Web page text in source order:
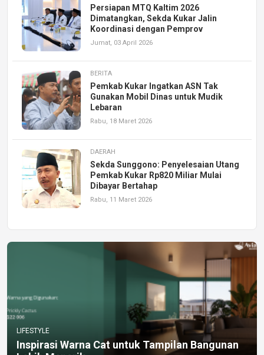
Persiapan MTQ Kaltim 2026
Dimatangkan, Sekda Kukar Jalin
Koordinasi dengan Pemprov
Jumat, 03 April 2026
BERITA
Pemkab Kukar Ingatkan ASN Tak
Gunakan Mobil Dinas untuk Mudik
Lebaran
Rabu, 18 Maret 2026
DAERAH
Sekda Sunggono: Penyelesaian Utang
Pemkab Kukar Rp820 Miliar Mulai
Dibayar Bertahap
Rabu, 11 Maret 2026
LIFESTYLE
Inspirasi Warna Cat untuk Tampilan Bangunan